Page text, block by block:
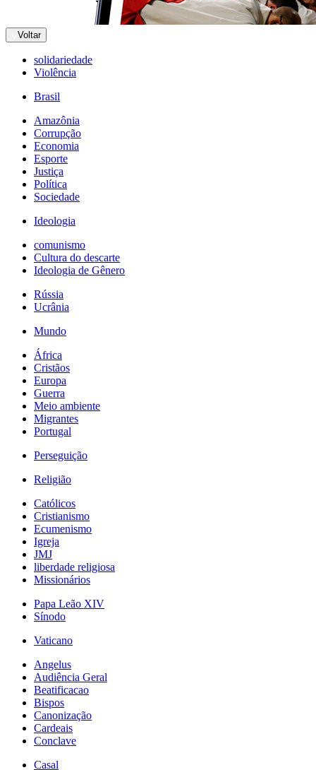
Voltar
solidariedade
Violência
Brasil
Amazônia
Corrupção
Economia
Esporte
Justiça
Política
Sociedade
Ideologia
comunismo
Cultura do descarte
Ideologia de Gênero
Rússia
Ucrânia
Mundo
África
Cristãos
Europa
Guerra
Meio ambiente
Migrantes
Portugal
Perseguição
Religião
Católicos
Cristianismo
Ecumenismo
Igreja
JMJ
liberdade religiosa
Missionários
Papa Leão XIV
Sínodo
Vaticano
Angelus
Audiência Geral
Beatificacao
Bispos
Canonização
Cardeais
Conclave
Casal